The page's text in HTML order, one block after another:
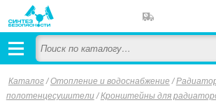
Каталог/Отопление и водоснабжение /
полотенцесушители /Кронштейны для